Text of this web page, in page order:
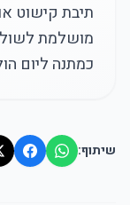
תיבת קישוט
מושלמת
כמתנה ליום
שיתוף: